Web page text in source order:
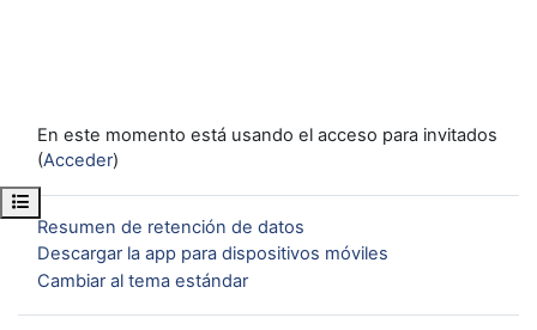
Abrir índice del curso
En este momento está usando el acceso para invitados
(Acceder)
Resumen de retención de datos
Descargar la app para dispositivos móviles
Cambiar al tema estándar